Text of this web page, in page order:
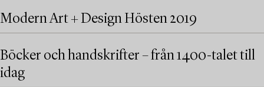
Modern Art + Design Hösten 2019
Böcker och handskrifter – från 1400-talet till
idag